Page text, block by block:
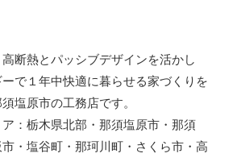
断熱とパッシブデザインを活かし
で１年中快適に暮らせる家づくりを
塩原市の工務店です。
：栃木県北部・那須塩原市・那須
・塩谷町・那珂川町・さくら市・高